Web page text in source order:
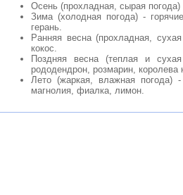
Осень (прохладная, сырая
Зима (холодная погода) -
герань.
Ранняя весна (прохладная,
кокос.
Поздняя весна (теплая и
рододендрон, розмарин, королева
Лето (жаркая, влажная погода)
магнолия, фиалка, лимон.